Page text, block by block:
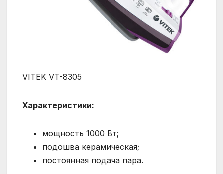
VITEK VT-8305
Характеристики:
мощность 1000 Вт;
подошва керамическая;
постоянная подача пара.